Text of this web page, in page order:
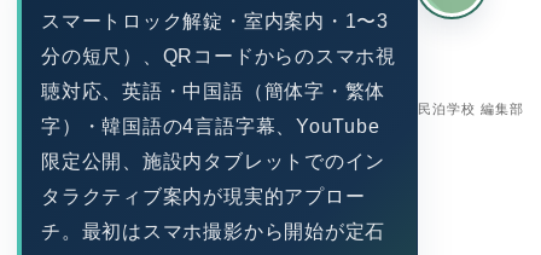
民泊学校 編集部
スマートロック解錠・室内案内・1〜3
分の短尺）、QRコードからのスマホ視
聴対応、英語・中国語（簡体字・繁体
字）・韓国語の4言語字幕、YouTube
限定公開、施設内タブレットでのイン
タラクティブ案内が現実的アプロー
チ。最初はスマホ撮影から開始が定石